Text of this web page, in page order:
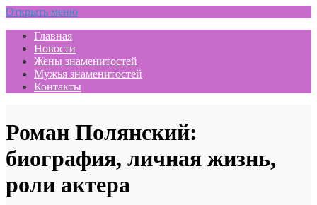
Открыть меню
Главная
Новости
Жены знаменитостей
Мужья знаменитостей
Контакты
Роман Полянский:
биография, личная жизнь,
роли актера